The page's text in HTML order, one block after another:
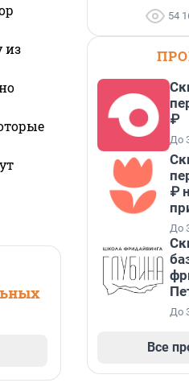
из
54
₽
До
₽
До
До
Все